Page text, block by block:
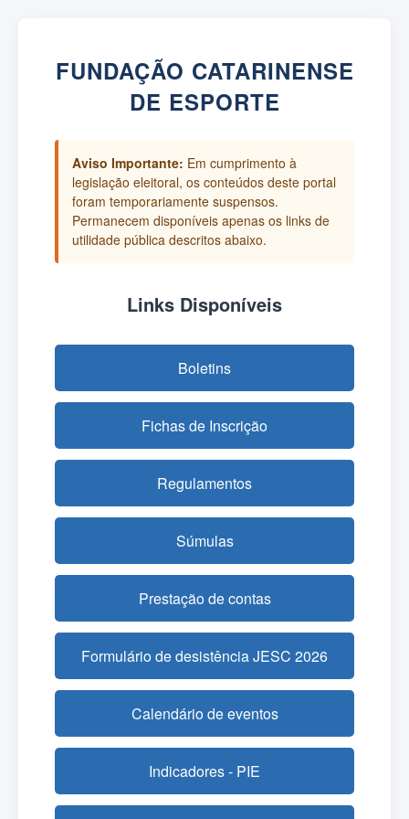
FUNDAÇÃO CATARINENSE
DE ESPORTE
Aviso Importante: Em cumprimento à
legislação eleitoral, os conteúdos deste portal
foram temporariamente suspensos.
Permanecem disponíveis apenas os links de
utilidade pública descritos abaixo.
Links Disponíveis
Boletins
Fichas de Inscrição
Regulamentos
Súmulas
Prestação de contas
Formulário de desistência JESC 2026
Calendário de eventos
Indicadores - PIE